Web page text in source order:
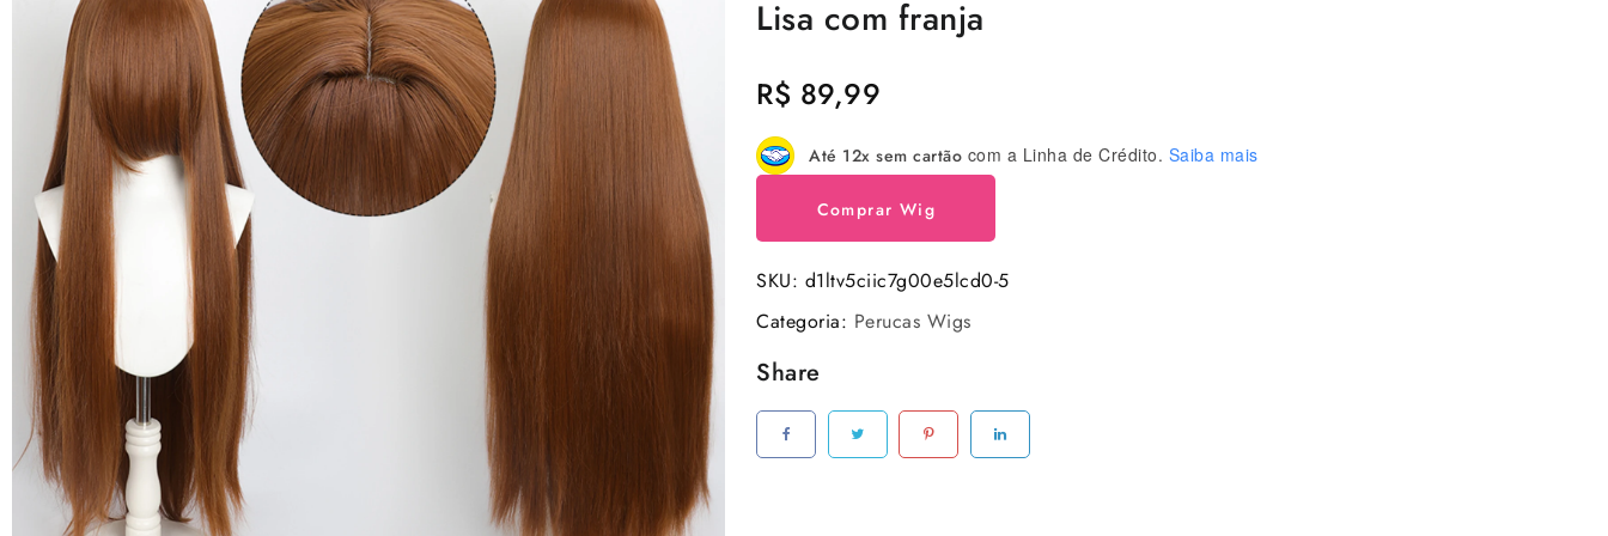
Lisa com franja
R$ 89,99
Até 12x sem cartão com a Linha de Crédito. Saiba mais
Comprar Wig
SKU: d1ltv5ciic7g00e5lcd0-5
Categoria: Perucas Wigs
Share